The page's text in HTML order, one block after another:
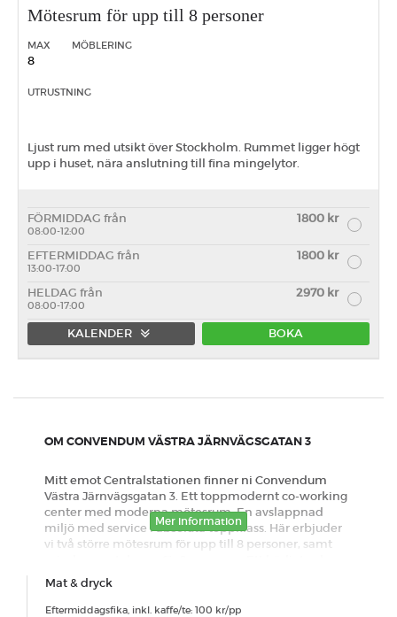
Mötesrum för upp till 8 personer
MAX
8
MÖBLERING
UTRUSTNING
Ljust rum med utsikt över Stockholm. Rummet ligger högt
upp i huset, nära anslutning till fina mingelytor.
FÖRMIDDAG från 1800 kr
08:00-12:00
EFTERMIDDAG från 1800 kr
13:00-17:00
HELDAG från 2970 kr
08:00-17:00
KALENDER BOKA
OM CONVENDUM VÄSTRA JÄRNVÄGSGATAN 3
Mitt emot Centralstationen finner ni Convendum
Västra Järnvägsgatan 3. Ett toppmodernt co-working
center med moderna mötesrum. En avslappnad
miljö med service i absoluta toppklass. Här erbjuder
vi två större mötesrum för upp till 8 personer, samt
naturligt ljusinsläpp med fönster ut mot
Centralstationen. Vi erbjuder er catering så att er
upplevelse blir fulländad. Vid bokningar efter kl. 17:00
Mer information
Mat & dryck
Eftermiddagsfika, inkl. kaffe/te: 100 kr/pp